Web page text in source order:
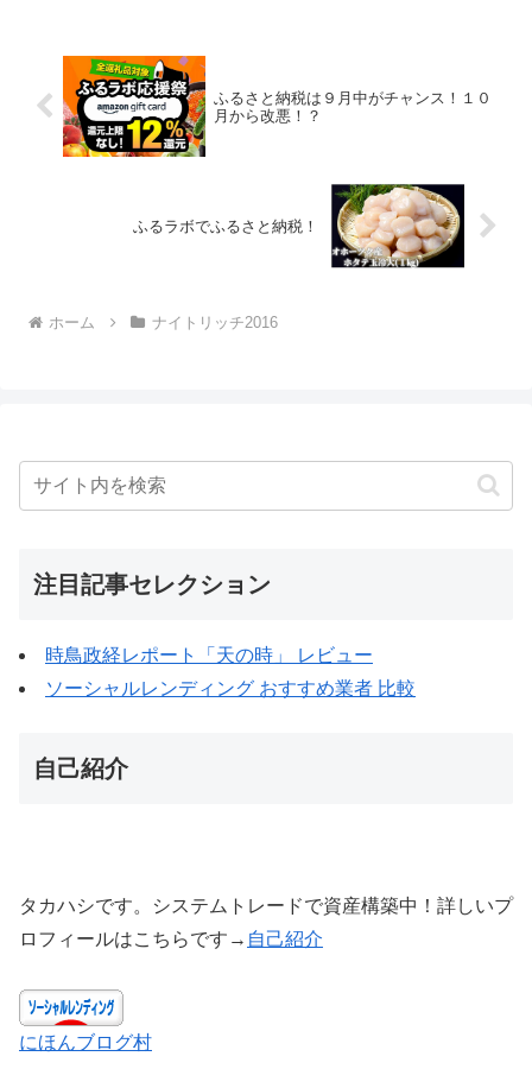
ふるさと納税は９月中がチャンス！１０
月から改悪！？
ふるラボでふるさと納税！
ホーム ナイトリッチ2016
注目記事セレクション
時鳥政経レポート「天の時」 レビュー
ソーシャルレンディング おすすめ業者 比較
自己紹介
タカハシです。システムトレードで資産構築中！詳しいプ
ロフィールはこちらです→ 自己紹介
にほんブログ村